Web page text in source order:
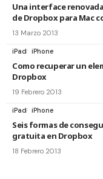
Una interface
de Dropbox para Mac
13 Marzo 2013
iPad iPhone
Como recuperar un
Dropbox
19 Febrero 2013
iPad iPhone
Seis formas de
gratuita en Dropbox
18 Febrero 2013